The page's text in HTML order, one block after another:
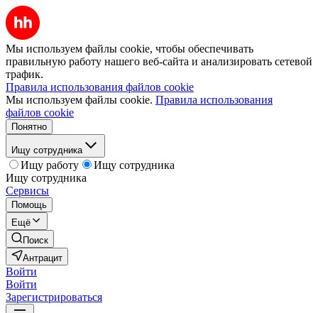
Мы используем файлы cookie, чтобы обеспечивать
правильную работу нашего веб-сайта и анализировать сетевой
трафик.
Правила использования файлов cookie
Мы используем файлы cookie. Правила использования
файлов cookie
Понятно
Ищу сотрудника
Ищу работу
Ищу сотрудника
Ищу сотрудника
Сервисы
Помощь
Ещё
Поиск
Антрацит
Войти
Войти
Зарегистрироваться